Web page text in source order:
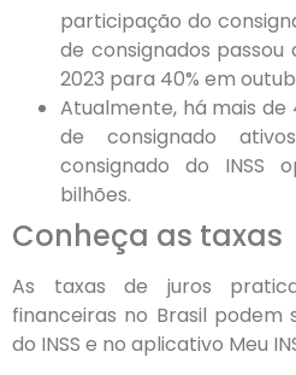
participação do
de consignados passou
2023 para 40% em
Atualmente, há mais
de consignado
consignado do INSS
bilhões.
Conheça as taxas
As taxas de juros
financeiras no Brasil podem
do INSS e no aplicativo Meu